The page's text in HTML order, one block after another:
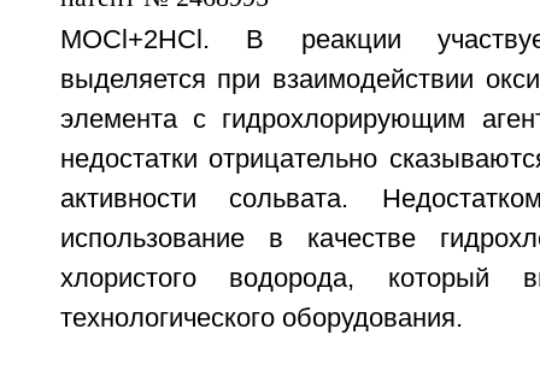
MOCl+2HCl. В реакции
выделяется при взаимодействии
элемента с гидрохлорирующим
недостатки отрицательно
активности сольвата.
использование в качестве
хлористого водорода, который
технологического оборудования.